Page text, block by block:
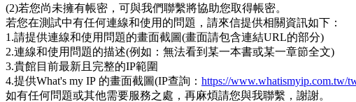
(2)若您尚未擁有帳密，可與我們聯繫將協助您取得帳密。
若您在測試中有任何連線和使用的問題，請來信提供相關資訊如下：
1.請提供連線和使用問題的畫面截圖(畫面請包含連結URL的部分)
2.連線和使用問題的描述(例如：無法看到某一本書或某一章節全文)
3.貴館目前最新且完整的IP範圍
4.提供What's my IP 的畫面截圖(IP查詢： https://www.whatismyip.com.tw/
如有任何問題或其他需要服務之處，再麻煩請您與我聯繫，謝謝。